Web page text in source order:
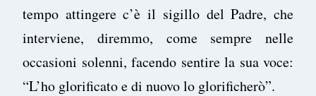
tempo attingere c’è il sigillo del Padre, che
interviene, diremmo, come sempre nelle
occasioni solenni, facendo sentire la sua voce:
“L’ho glorificato e di nuovo lo glorificherò”.